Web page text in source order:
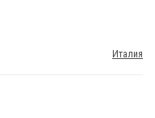
Италия